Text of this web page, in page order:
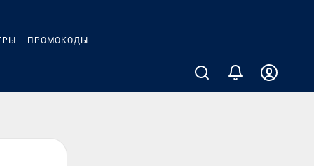
ПРОМОКОДЫ